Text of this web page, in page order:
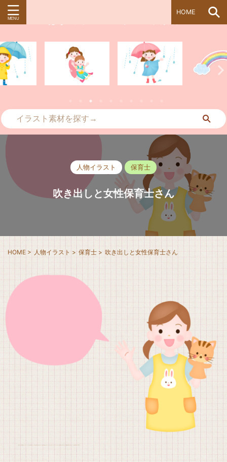
HOME
人物イラスト 保育士
吹き出しと女性保育士さん
HOME > 人物イラスト > 保育士 > 吹き出しと女性保育士さん